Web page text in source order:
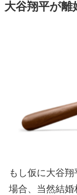
大谷翔平が離
もし仮に大谷
場合、当然結婚